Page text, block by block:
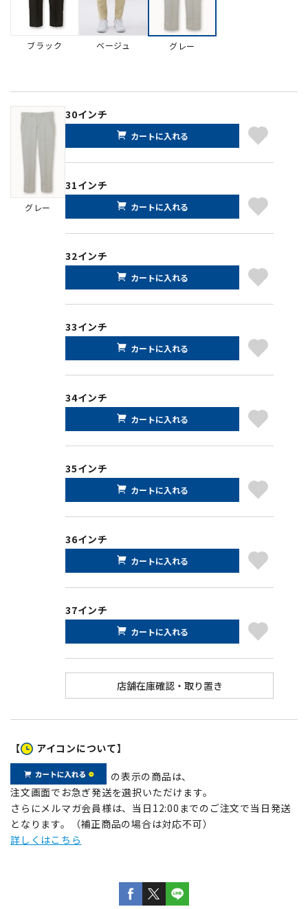
ブラック ベージュ グレー
グレー
30インチ
カートに入れる
31インチ
カートに入れる
32インチ
カートに入れる
33インチ
カートに入れる
34インチ
カートに入れる
35インチ
カートに入れる
36インチ
カートに入れる
37インチ
カートに入れる
【 アイコンについて】
の表示の商品は、
注文画面でお急ぎ発送を選択いただけます。
さらにメルマガ会員様は、当日12:00までのご注文で当日発送
となります。（補正商品の場合は対応不可）
詳しくはこちら